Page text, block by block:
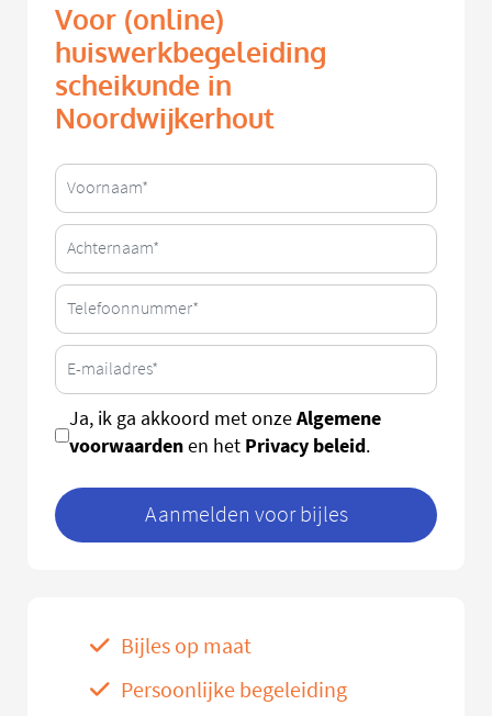
Voor (online)
huiswerkbegeleiding
scheikunde in
Noordwijkerhout
Ja, ik ga akkoord met onzeAlgemene
voorwaardenen het Privacy beleid.
Aanmelden voor bijles
Bijles op maat
Persoonlijke begeleiding